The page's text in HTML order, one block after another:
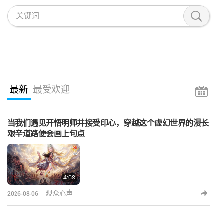
最新 最受欢迎
当我们遇见开悟明师并接受印心，穿越这个虚幻世界的漫长
艰辛道路便会画上句点
4:08
2026-08-06 观众心声